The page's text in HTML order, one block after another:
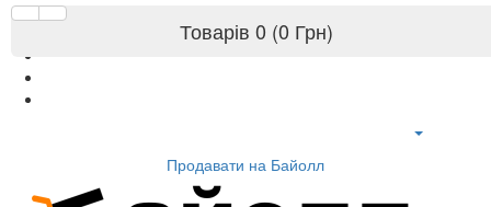
Продавати на Байолл
Товарів 0 (0 Грн)